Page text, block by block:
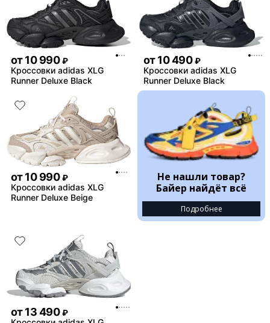
от10 990 ₽
Кроссовки adidas XLG
Runner Deluxe Black
от10 490 ₽
Кроссовки adidas XLG
Runner Deluxe Black
от10 990 ₽
Кроссовки adidas XLG
Runner Deluxe Beige
Не нашли товар?
Байер найдёт всё
Подробнее
от13 490 ₽